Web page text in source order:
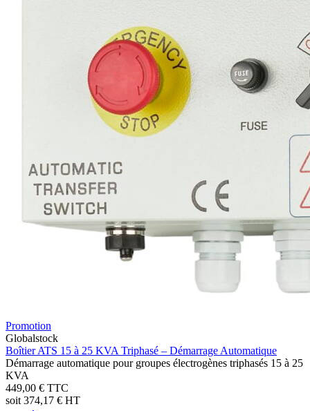
Promotion
Globalstock
Boîtier ATS 15 à 25 KVA Triphasé – Démarrage Automatique
Démarrage automatique pour groupes électrogènes triphasés 15 à 25
KVA
449,00 € TTC
soit 374,17 € HT